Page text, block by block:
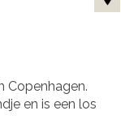
Copenhagen.
en is een los